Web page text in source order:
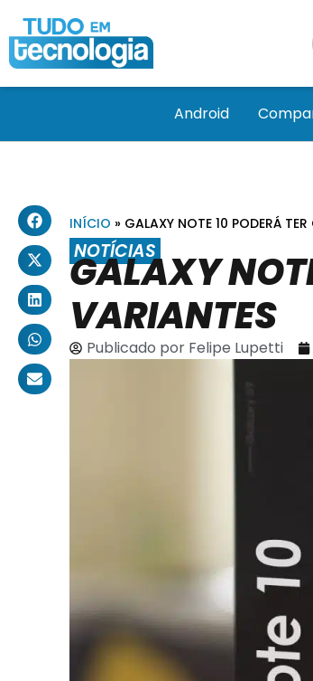
Android
INÍCIO » GALAXY NOTE 10 PODERÁ
NOTÍCIAS
GALAXY
VARIANTES
Publicado porFelipe Lupetti